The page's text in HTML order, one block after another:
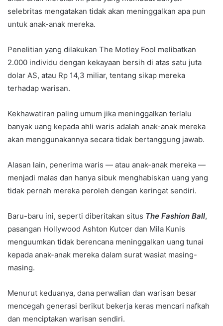
selebritas mengatakan tidak akan meninggalkan apa pun
untuk anak-anak mereka.
Penelitian yang dilakukan The Motley Fool melibatkan
2.000 individu dengan kekayaan bersih di atas satu juta
dolar AS, atau Rp 14,3 miliar, tentang sikap mereka
terhadap warisan.
Kekhawatiran paling umum jika meninggalkan terlalu
banyak uang kepada ahli waris adalah anak-anak mereka
akan menggunakannya secara tidak bertanggung jawab.
Alasan lain, penerima waris — atau anak-anak mereka —
menjadi malas dan hanya sibuk menghabiskan uang yang
tidak pernah mereka peroleh dengan keringat sendiri.
Baru-baru ini, seperti diberitakan situs The Fashion Ball,
pasangan Hollywood Ashton Kutcer dan Mila Kunis
menguumkan tidak berencana meninggalkan uang tunai
kepada anak-anak mereka dalam surat wasiat masing-
masing.
Menurut keduanya, dana perwalian dan warisan besar
mencegah generasi berikut bekerja keras mencari nafkah
dan menciptakan warisan sendiri.